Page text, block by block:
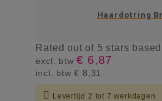
Haardotring
Ratedout of 5 stars
excl. btw€ 6,87
incl. btw€ 8,31
 Levertijd 2 tot 7 werkdagen